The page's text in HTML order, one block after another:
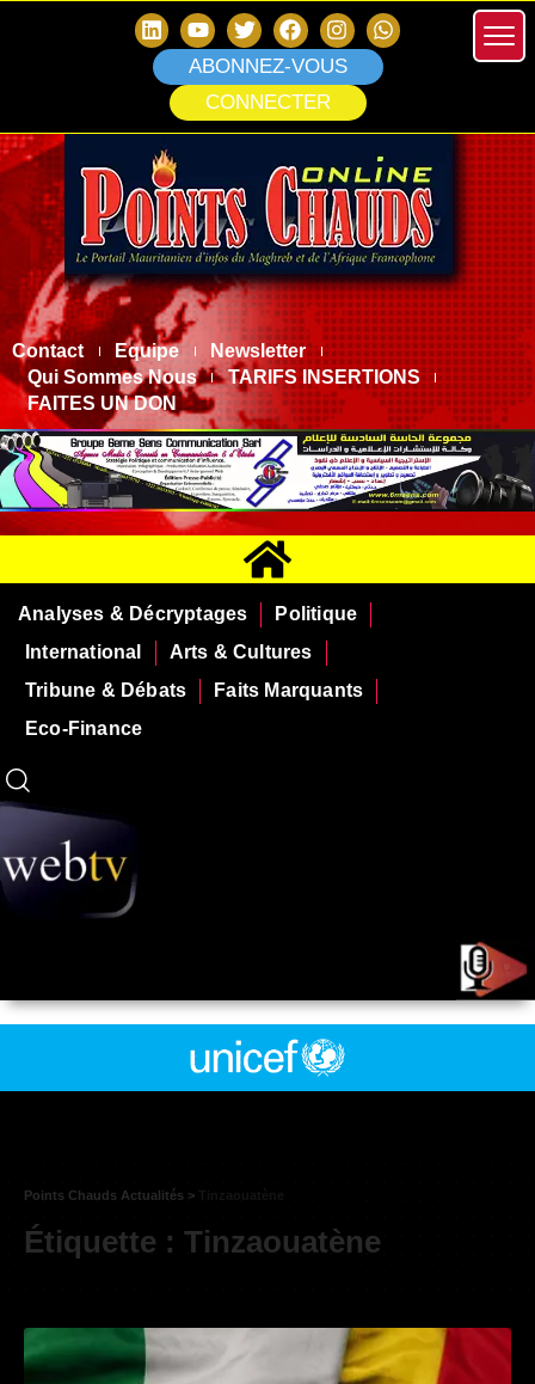
ABONNEZ-VOUS
CONNECTER
Contact Equipe
Newsletter
Qui Sommes Nous
TARIFS INSERTIONS
FAITES UN DON
Analyses & Décryptages
Politique
International
Arts & Cultures
Tribune & Débats
Faits Marquants
Eco-Finance
Points Chauds Actualités >
Étiquette : Tinzaouatène